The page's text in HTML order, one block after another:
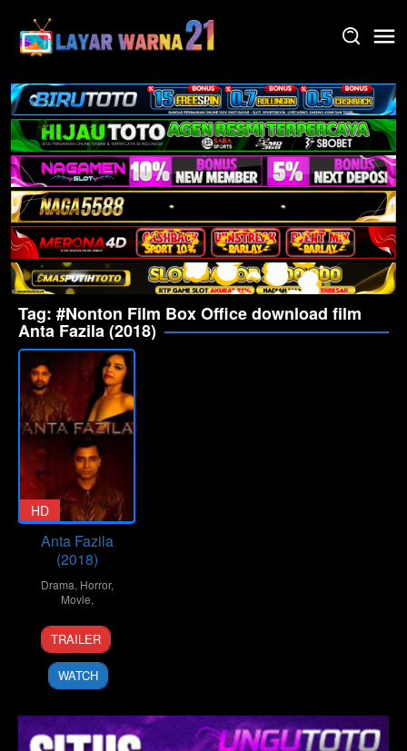
content
Tag: #Nonton Film Box Office download film
Anta Fazila (2018)
HD
Anta Fazila
(2018)
Drama, Horror,
Movie,
1
Jan
2018
Isuu
Arya
TRAILER
WATCH